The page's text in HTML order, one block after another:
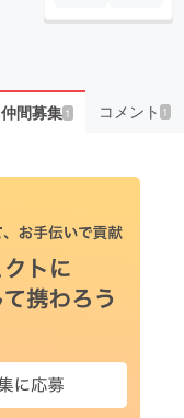
仲間募集 1 コメント 1